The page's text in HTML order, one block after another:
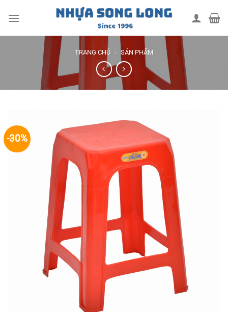
TRANG CHỦ » SẢN PHẨM
-30%